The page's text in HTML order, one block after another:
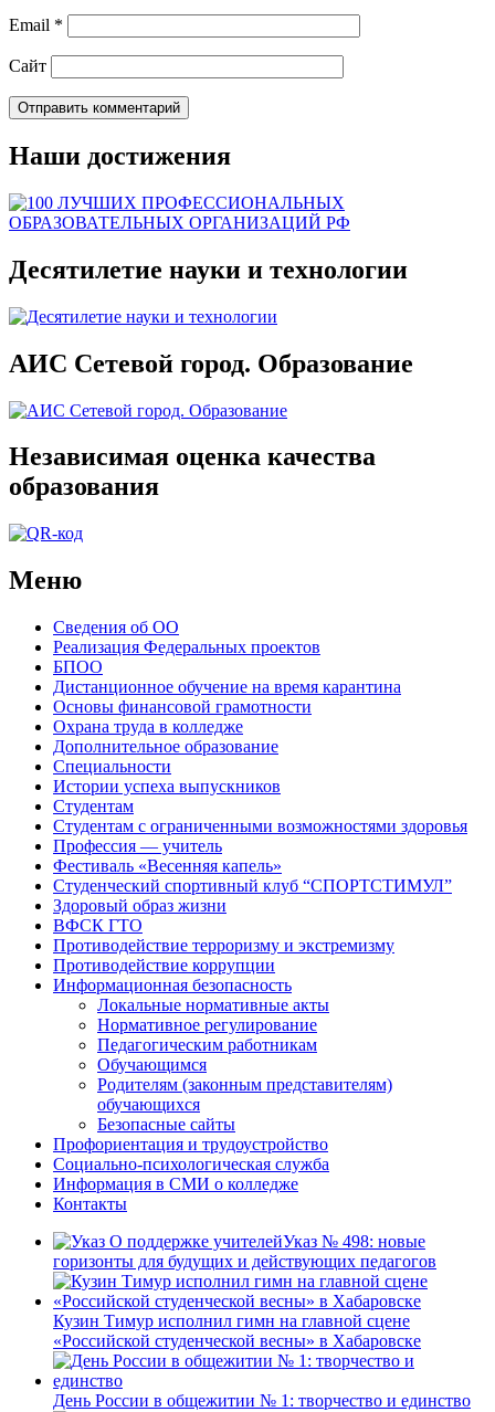
Email *
Сайт
Наши достижения
Десятилетие науки и технологии
АИС Сетевой город. Образование
Независимая оценка качества
образования
Меню
Сведения об ОО
Реализация Федеральных проектов
БПОО
Дистанционное обучение на время карантина
Основы финансовой грамотности
Охрана труда в колледже
Дополнительное образование
Специальности
Истории успеха выпускников
Студентам
Студентам с ограниченными возможностями здоровья
Профессия — учитель
Фестиваль «Весенняя капель»
Студенческий спортивный клуб “СПОРТСТИМУЛ”
Здоровый образ жизни
ВФСК ГТО
Противодействие терроризму и экстремизму
Противодействие коррупции
Информационная безопасность
Локальные нормативные акты
Нормативное регулирование
Педагогическим работникам
Обучающимся
Родителям (законным представителям)
обучающихся
Безопасные сайты
Профориентация и трудоустройство
Социально-психологическая служба
Информация в СМИ о колледже
Контакты
Указ № 498: новые
горизонты для будущих и действующих педагогов
Кузин Тимур исполнил гимн на главной сцене
«Российской студенческой весны» в Хабаровске
День России в общежитии № 1: творчество и единство